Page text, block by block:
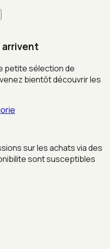
arrivent
petite sélection de
bientôt découvrir les
sur les achats via des
sont susceptibles